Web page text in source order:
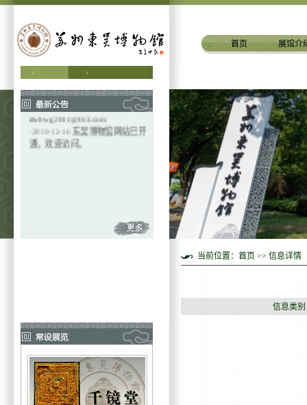
·2024-12-6 更多精彩内容，请关
注微信公众号“苏州东吴博物馆”
2011-12-14
苏州东吴博物馆邮箱
dwbwg2011@163.com
2010-12-16 东吴博物馆网站已开
通，欢迎访问。
首页 展馆介
当前位置： 首页 >> 信息详情
信息类